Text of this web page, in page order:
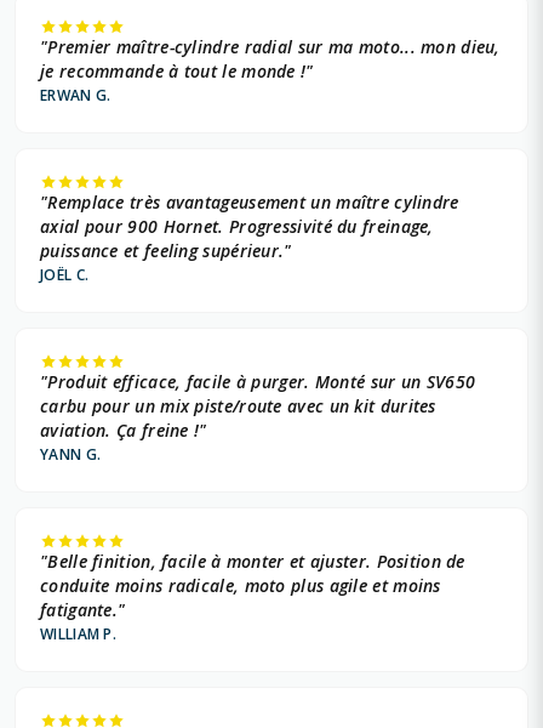
"Premier maître-cylindre radial sur ma moto... mon dieu,
je recommande à tout le monde !"
ERWAN G.
"Remplace très avantageusement un maître cylindre
axial pour 900 Hornet. Progressivité du freinage,
puissance et feeling supérieur."
JOËL C.
"Produit efficace, facile à purger. Monté sur un SV650
carbu pour un mix piste/route avec un kit durites
aviation. Ça freine !"
YANN G.
"Belle finition, facile à monter et ajuster. Position de
conduite moins radicale, moto plus agile et moins
fatigante."
WILLIAM P.